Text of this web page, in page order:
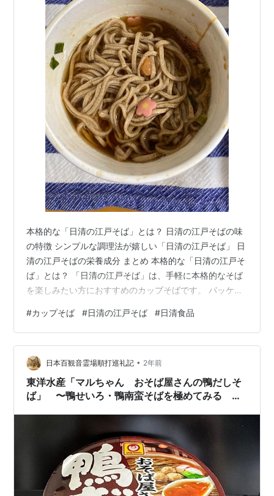
本格的な「日清の江戸そば」とは？ 日清の江戸そばの味
の特徴 シンプルな調理法が嬉しい「日清の江戸そば」 日
清の江戸そばの栄養成分 まとめ 本格的な「日清の江戸そ
ば」とは？ 「日清の江戸そば」は、手軽に本格的なそば
を楽しみたい方におすすめのカップそばです。 パッケー
も、素材と味へのこだわりが感じられる一品です。 日清
食品が「こだわり素材シリーズ」として販売しており、
丸大豆醤油を使った風味豊かなつゆと、のど越しの良い
そばが特徴です。このため、忙しい時でもしっかりとし
たそばの味わいを楽しめます。 カップそばとしては、少
し濃いめの味が好評で、特に濃い味が…
#カップそば #日清の江戸そば #日清食品
日本百観音霊場順打巡礼記 • 2年前
東洋水産「マルちゃん おそば屋さんの鴨だしそ
ば」 〜鴨せいろ・鴨南蛮そばを極めてみる そ